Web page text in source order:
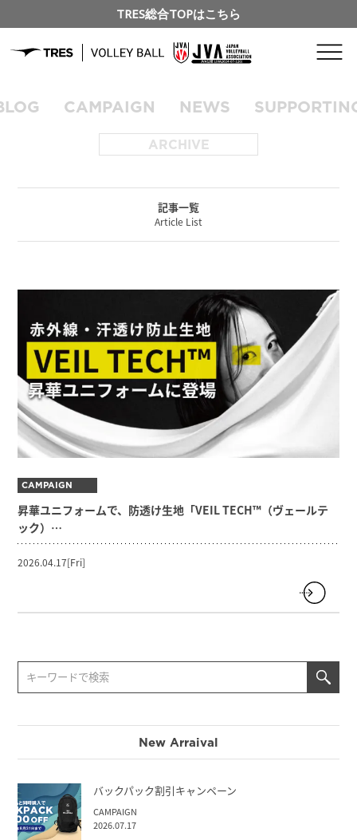
TRES総合TOPはこちら
CAMPAIGN NEWS
ARCHIVE
記事一覧
Article List
CAMPAIGN
昇華ユニフォームで、防透け生地「VEIL TECH™（ヴェールテ
ック）…
2026.04.17[Fri]
New Arraival
バックパック割引キャンペーン
CAMPAIGN
2026.07.17